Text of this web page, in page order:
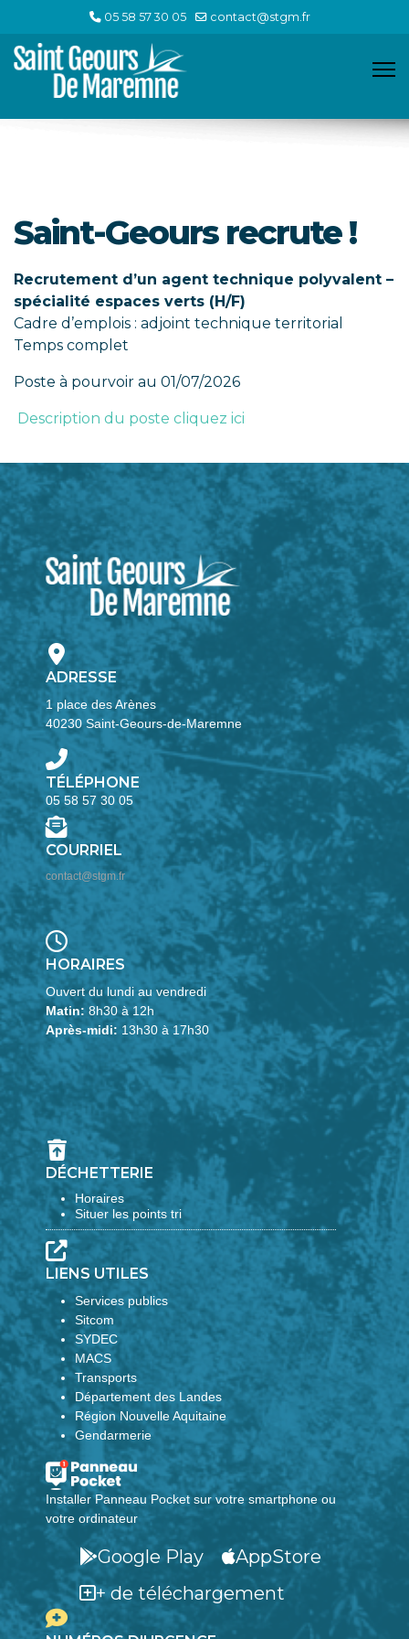
05 58 57 30 05 contact@stgm.fr
Saint-Geours recrute !
Recrutement d’un agent technique polyvalent –
spécialité espaces verts (H/F)
Cadre d’emplois : adjoint technique territorial
Temps complet
Poste à pourvoir au 01/07/2026
Description du poste cliquez ici
ADRESSE
1 place des Arènes
40230 Saint-Geours-de-Maremne
TÉLÉPHONE
05 58 57 30 05
COURRIEL
contact@stgm.fr
HORAIRES
Ouvert du lundi au vendredi
Matin: 8h30 à 12h
Après-midi: 13h30 à 17h30
DÉCHETTERIE
Horaires
Situer les points tri
LIENS UTILES
Services publics
Sitcom
SYDEC
MACS
Transports
Département des Landes
Région Nouvelle Aquitaine
Gendarmerie
Installer Panneau Pocket sur votre smartphone ou
votre ordinateur
Google Play
AppStore
+ de téléchargement